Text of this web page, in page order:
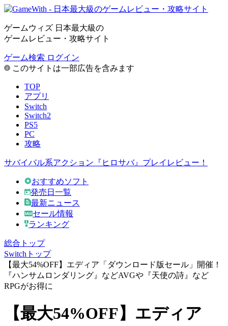
ゲームウィズ 日本最大級の
ゲームレビュー・攻略サイト
ゲーム検索 ログイン
このサイトは一部広告を含みます
TOP
アプリ
Switch
Switch2
PS5
PC
攻略
サバイバル系アクション『ヒロサバ』プレイレビュー！
おすすめソフト
発売日一覧
最新ニュース
セール情報
ランキング
総合トップ
Switchトップ
【最大54%OFF】エディア「ダウンロード版セール」開催！
『ハンサムロンダリング』などAVGや『天使の詩』など
RPGがお得に
【最大54%OFF】エディア